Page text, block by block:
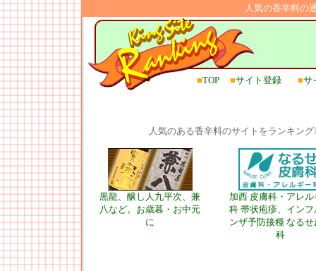
人気の香辛料の
■TOP ■サイト登録 ■サ
人気のある香辛料のサイトをランキン
黒龍、醸し人九平次、兼
八など。お歳暮・お中元
に
加西 皮膚科・アレル
科 帯状疱疹、インフ
ンザ予防接種 なるせ
科